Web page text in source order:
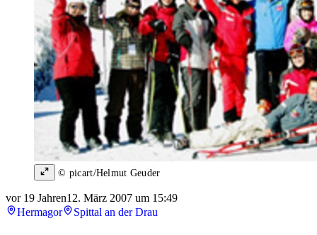
© picart/Helmut Geuder
vor 19 Jahren12. März 2007 um 15:49
Hermagor
Spittal an der Drau